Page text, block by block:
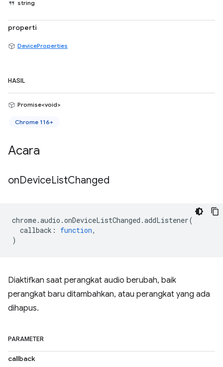
string
properti
DeviceProperties
HASIL
Promise<void>
Chrome 116+
Acara
onDeviceListChanged
chrome.audio .onDeviceListChanged .addListener(
callback : function,
)
Diaktifkan saat perangkat audio berubah, baik
perangkat baru ditambahkan, atau perangkat yang ada
dihapus.
PARAMETER
callback